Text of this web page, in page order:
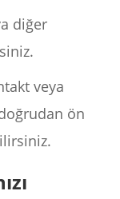
diğer
veya
ön